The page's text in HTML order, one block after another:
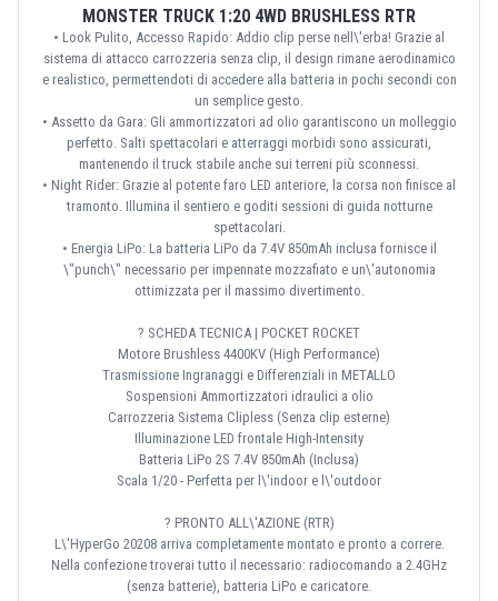
MONSTER TRUCK 1:20 4WD BRUSHLESS RTR
• Look Pulito, Accesso Rapido: Addio clip perse nell\'erba! Grazie al
sistema di attacco carrozzeria senza clip, il design rimane aerodinamico
e realistico, permettendoti di accedere alla batteria in pochi secondi con
un semplice gesto.
• Assetto da Gara: Gli ammortizzatori ad olio garantiscono un molleggio
perfetto. Salti spettacolari e atterraggi morbidi sono assicurati,
mantenendo il truck stabile anche sui terreni più sconnessi.
• Night Rider: Grazie al potente faro LED anteriore, la corsa non finisce al
tramonto. Illumina il sentiero e goditi sessioni di guida notturne
spettacolari.
• Energia LiPo: La batteria LiPo da 7.4V 850mAh inclusa fornisce il
\"punch\" necessario per impennate mozzafiato e un\'autonomia
ottimizzata per il massimo divertimento.
? SCHEDA TECNICA | POCKET ROCKET
Motore Brushless 4400KV (High Performance)
Trasmissione Ingranaggi e Differenziali in METALLO
Sospensioni Ammortizzatori idraulici a olio
Carrozzeria Sistema Clipless (Senza clip esterne)
Illuminazione LED frontale High-Intensity
Batteria LiPo 2S 7.4V 850mAh (Inclusa)
Scala 1/20 - Perfetta per l\'indoor e l\'outdoor
? PRONTO ALL\'AZIONE (RTR)
L\'HyperGo 20208 arriva completamente montato e pronto a correre.
Nella confezione troverai tutto il necessario: radiocomando a 2.4GHz
(senza batterie), batteria LiPo e caricatore.